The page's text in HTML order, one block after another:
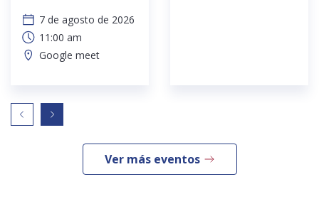
7 de agosto de 2026
11:00 am
Google meet
Ver más eventos